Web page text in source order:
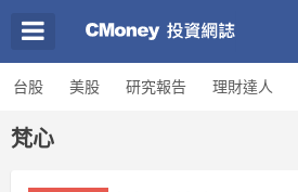
台股 美股 研究報告 理財達人
梵心